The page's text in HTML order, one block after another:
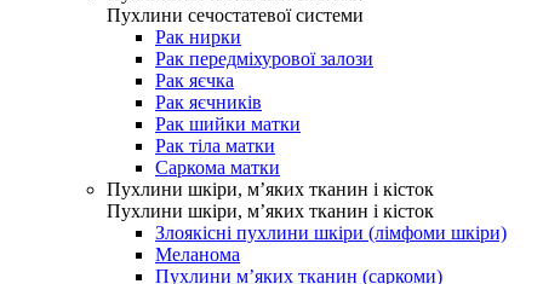
Пухлини сечостатевої системи
Рак нирки
Рак передміхурової залози
Рак яєчка
Рак яєчників
Рак шийки матки
Рак тіла матки
Саркома матки
Пухлини шкіри, м’яких тканин і кісток
Пухлини шкіри, м’яких тканин і кісток
Злоякісні пухлини шкіри (лімфоми шкіри)
Меланома
Пухлини м’яких тканин (саркоми)